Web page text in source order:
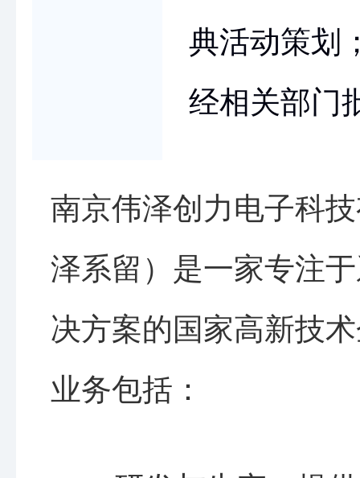
典活动策划
经相关部门
南京伟泽创力电子科
泽系留）是一家专注
决方案的国家高新技
业务包括：